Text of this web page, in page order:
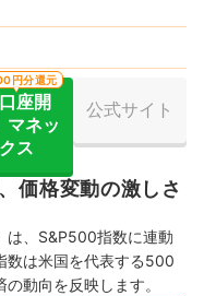
口座開
マネッ
クス
円分還元
公式サイト
価格変動の激しさ
は、S&P500指数に連動
数は米国を代表する500
動向を反映します。